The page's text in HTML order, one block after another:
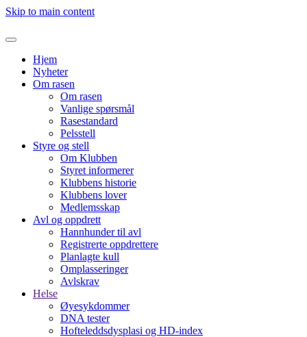
Skip to main content
Hjem
Nyheter
Om rasen
Om rasen
Vanlige spørsmål
Rasestandard
Pelsstell
Styre og stell
Om Klubben
Styret informerer
Klubbens historie
Klubbens lover
Medlemsskap
Avl og oppdrett
Hannhunder til avl
Registrerte oppdrettere
Planlagte kull
Omplasseringer
Avlskrav
Helse
Øyesykdommer
DNA tester
Hofteleddsdysplasi og HD-index